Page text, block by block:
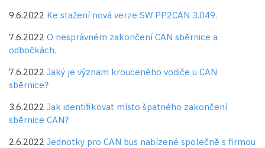
9.6.2022 Ke stažení nová verze SW PP2CAN 3.049.
7.6.2022 O nesprávném zakončení CAN sběrnice a
odbočkách.
7.6.2022 Jaký je význam krouceného vodiče u CAN
sběrnice?
3.6.2022 Jak identifikovat místo špatného zakončení
sběrnice CAN?
2.6.2022 Jednotky pro CAN bus nabízené společně s firmou